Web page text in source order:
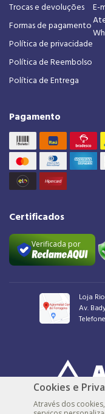
Trocas e devoluções
Formas de pagamento
Política de privacidade
Política de Reembolso
Política de Entrega
E-
Pagamento
Certificados
Verificada por
Loja
Av.
Cookies e
Através dos